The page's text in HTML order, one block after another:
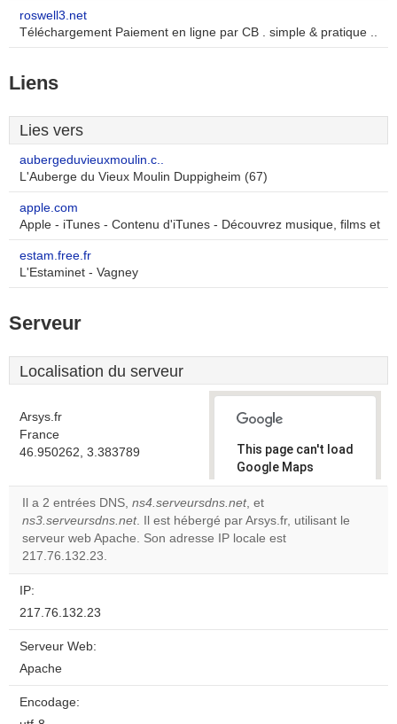
roswell3.net
Téléchargement Paiement en ligne par CB . simple & pratique ..
Liens
Lies vers
aubergeduvieuxmoulin.c..
L'Auberge du Vieux Moulin Duppigheim (67)
apple.com
Apple - iTunes - Contenu d'iTunes - Découvrez musique, films et
estam.free.fr
L'Estaminet - Vagney
Serveur
Localisation du serveur
Arsys.fr
France
46.950262, 3.383789
This page can't load
Google Maps
correctly.
Do you
own this
Il a 2 entrées DNS, ns4.serveursdns.net, et
ns3.serveursdns.net. Il est hébergé par Arsys.fr, utilisant le
serveur web Apache. Son adresse IP locale est
217.76.132.23.
IP:
217.76.132.23
Serveur Web:
Apache
Encodage: